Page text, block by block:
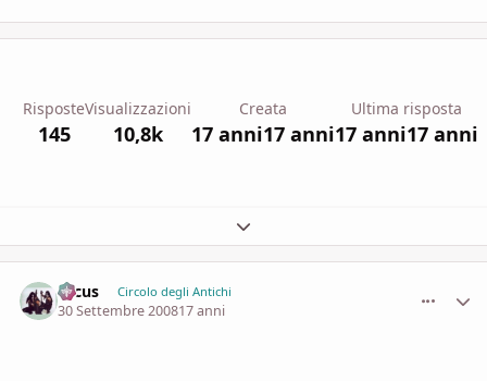
Risposte
145
Visualizzazioni
10,8k
Creata
17 anni17 anni
Ultima risposta
17 anni17 anni
Espandi panoramica del topic
orcus Circolo degli Antichi
30 Settembre 200817 anni